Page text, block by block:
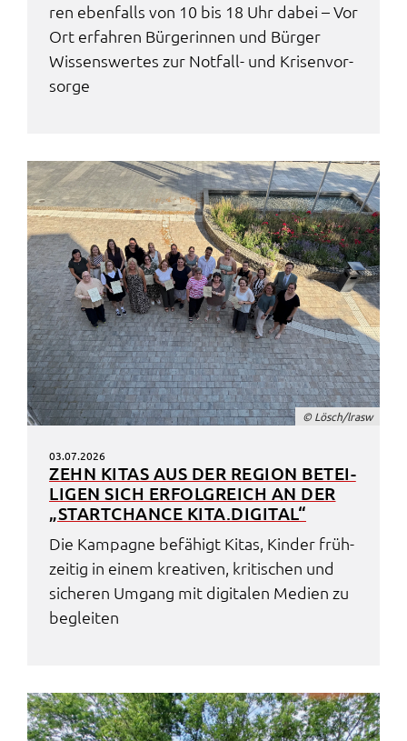
ren eben­falls von 10 bis 18 Uhr dabei – Vor
Ort erfah­ren Bürge­rin­nen und Bürger
Wissens­wer­tes zur Notfall- und Krisen­vor­
sor­ge
© Lösch/lrasw
03.07.2026
ZEHN KITAS AUS DER REGI­ON BETEI­
LI­GEN SICH ERFOLG­REICH AN DER
„START­CHAN­CE KITA.​DIGITAL“
Die Kampa­gne befä­higt Kitas, Kinder früh­
zei­tig in einem krea­ti­ven, kriti­schen und
siche­ren Umgang mit digi­ta­len Medi­en zu
beglei­ten